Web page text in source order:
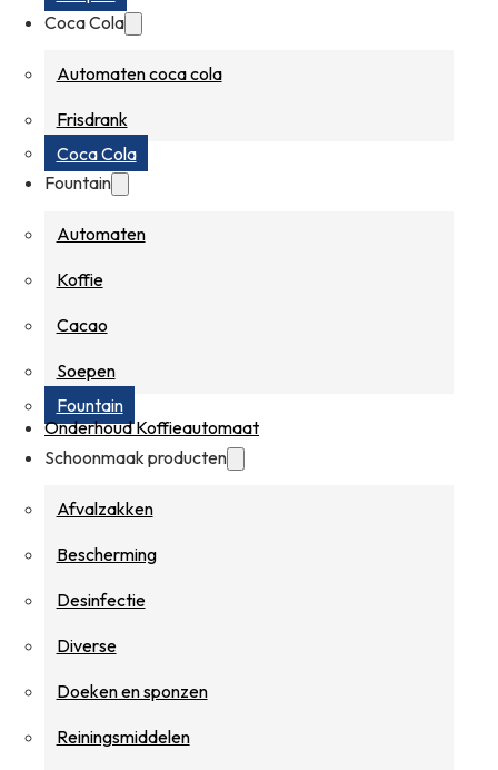
Coca Cola
Automaten coca cola
Frisdrank
Coca Cola
Fountain
Automaten
Koffie
Cacao
Soepen
Fountain
Onderhoud Koffieautomaat
Schoonmaak producten
Afvalzakken
Bescherming
Desinfectie
Diverse
Doeken en sponzen
Reiningsmiddelen